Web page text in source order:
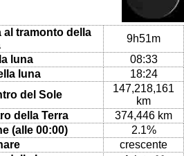
al tramonto della
9h51m
luna
08:33
luna
18:24
del Sole
147,218,161
km
della Terra
374,446 km
(alle 00:00)
2.1%
crescente